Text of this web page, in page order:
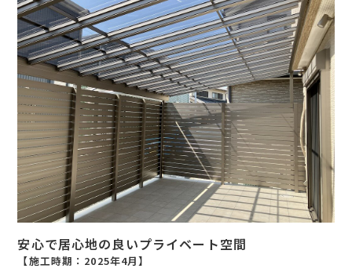
安心で居心地の良いプライベート空間
【施工時期：2025年4月】